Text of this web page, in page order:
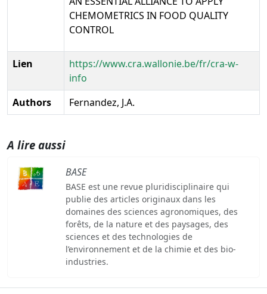
CHEMOMETRICS IN FOOD QUALITY
CONTROL
Lien
https://www.cra.wallonie.be/fr/cra-w-
info
Authors
Fernandez, J.A.
A lire aussi
BASE
BASE est une revue pluridisciplinaire qui
publie des articles originaux dans les
domaines des sciences agronomiques, des
forêts, de la nature et des paysages, des
sciences et des technologies de
l’environnement et de la chimie et des bio-
industries.